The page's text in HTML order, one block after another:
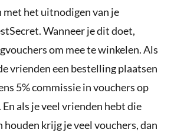
met het uitnodigen van je
Wanneer je dit doet,
om mee te winkelen. Als
vrienden een bestelling plaatsen
5% commissie in vouchers op
als je veel vrienden hebt die
houden krijg je veel vouchers, dan